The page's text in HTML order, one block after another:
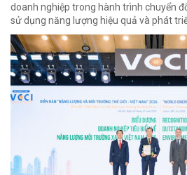
doanh nghiệp trong hành trình chuyển
sử dụng năng lượng hiệu quả và phát